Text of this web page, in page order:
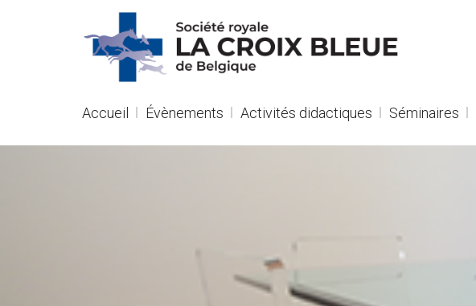
Navigation
Accueil
Accueil Évènements Activités didactiques Séminaires